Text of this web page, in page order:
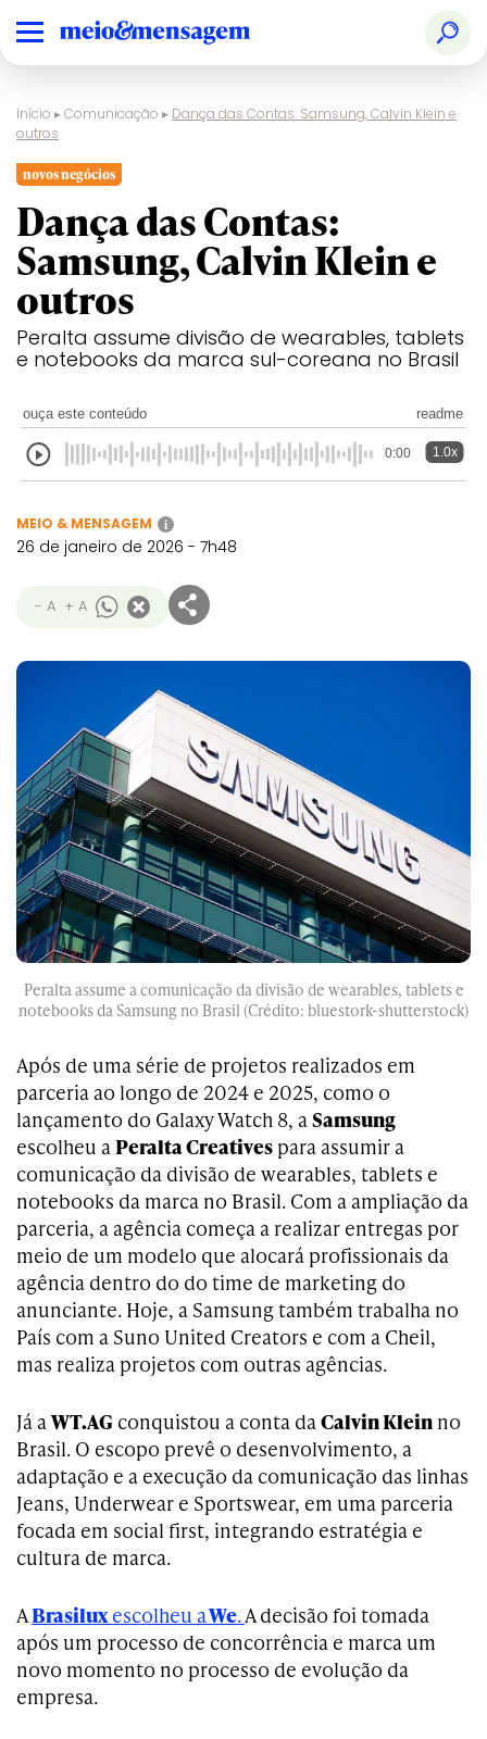
Início ▸Comunicação ▸ Dança das Contas: Samsung, Calvin Klein e
outros
novos negócios
Dança das Contas:
Samsung, Calvin Klein e
outros
Peralta assume divisão de wearables, tablets
e notebooks da marca sul-coreana no Brasil
ouça este conteúdo readme
0:00 1.0x
MEIO & MENSAGEM i
26 de janeiro de 2026 - 7h48
- A + A
Peralta assume a comunicação da divisão de wearables, tablets e
notebooks da Samsung no Brasil (Crédito: bluestork-shutterstock)
Após de uma série de projetos realizados em
parceria ao longo de 2024 e 2025, como o
lançamento do Galaxy Watch 8, aSamsung
escolheu aPeralta Creatives para assumir a
comunicação da divisão de wearables, tablets e
notebooks da marca no Brasil. Com a ampliação da
parceria, a agência começa a realizar entregas por
meio de um modelo que alocará profissionais da
agência dentro do do time de marketing do
anunciante. Hoje, a Samsung também trabalha no
País com a Suno United Creators e com a Cheil,
mas realiza projetos com outras agências.
Já aWT.AG conquistou a conta daCalvin Klein no
Brasil. O escopo prevê o desenvolvimento, a
adaptação e a execução da comunicação das linhas
Jeans, Underwear e Sportswear, em uma parceria
focada em social first, integrando estratégia e
cultura de marca.
ABrasiluxescolheu aWe.A decisão foi tomada
após um processo de concorrência e marca um
novo momento no processo de evolução da
empresa.